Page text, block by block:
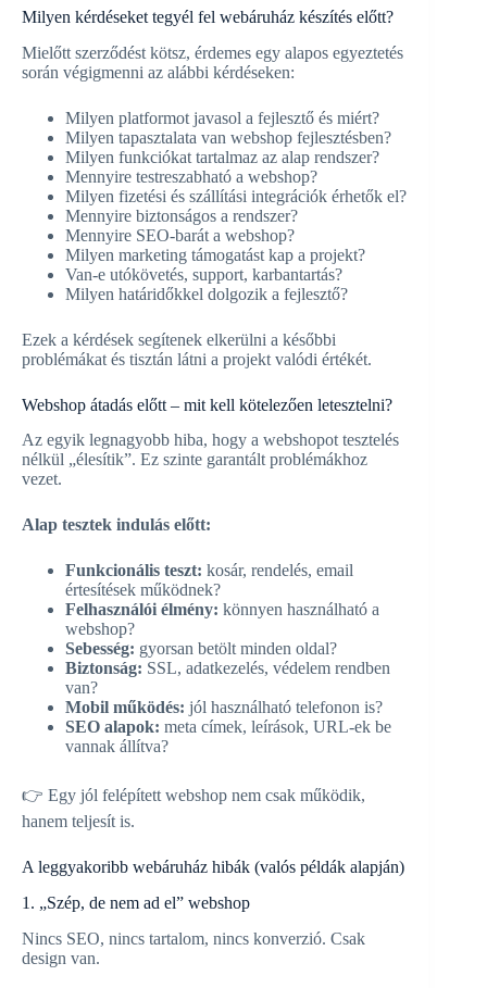
Milyen kérdéseket tegyél fel webáruház készítés előtt?
Mielőtt szerződést kötsz, érdemes egy alapos egyeztetés
során végigmenni az alábbi kérdéseken:
Milyen platformot javasol a fejlesztő és miért?
Milyen tapasztalata van webshop fejlesztésben?
Milyen funkciókat tartalmaz az alap rendszer?
Mennyire testreszabható a webshop?
Milyen fizetési és szállítási integrációk érhetők el?
Mennyire biztonságos a rendszer?
Mennyire SEO-barát a webshop?
Milyen marketing támogatást kap a projekt?
Van-e utókövetés, support, karbantartás?
Milyen határidőkkel dolgozik a fejlesztő?
Ezek a kérdések segítenek elkerülni a későbbi
problémákat és tisztán látni a projekt valódi értékét.
Webshop átadás előtt – mit kell kötelezően letesztelni?
Az egyik legnagyobb hiba, hogy a webshopot tesztelés
nélkül „élesítik”. Ez szinte garantált problémákhoz
vezet.
Alap tesztek indulás előtt:
Funkcionális teszt: kosár, rendelés, email
értesítések működnek?
Felhasználói élmény: könnyen használható a
webshop?
Sebesség: gyorsan betölt minden oldal?
Biztonság: SSL, adatkezelés, védelem rendben
van?
Mobil működés: jól használható telefonon is?
SEO alapok: meta címek, leírások, URL-ek be
vannak állítva?
👉 Egy jól felépített webshop nem csak működik,
hanem teljesít is.
A leggyakoribb webáruház hibák (valós példák alapján)
1. „Szép, de nem ad el” webshop
Nincs SEO, nincs tartalom, nincs konverzió. Csak
design van.